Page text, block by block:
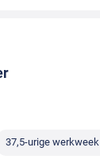
37,5-urige werkweek